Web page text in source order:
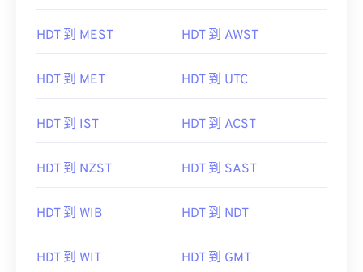
HDT 到 MEST HDT 到 AWST
HDT 到 MET HDT 到 UTC
HDT 到 IST HDT 到 ACST
HDT 到 NZST HDT 到 SAST
HDT 到 WIB HDT 到 NDT
HDT 到 WIT HDT 到 GMT